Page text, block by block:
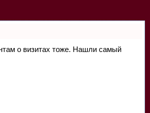
о визитах тоже. Нашли самый